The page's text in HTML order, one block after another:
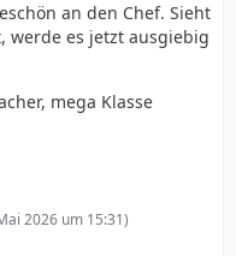
an den Chef. Sieht
werde es jetzt ausgiebig
mega Klasse
2026 um 15:31)